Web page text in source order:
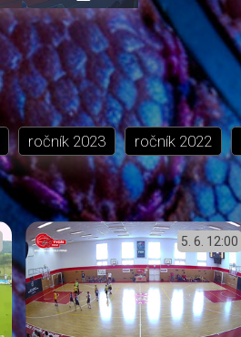
přehráváníin-
Picture
obrazovka
ročník 2023 ročník 2022
5. 6. 12:00